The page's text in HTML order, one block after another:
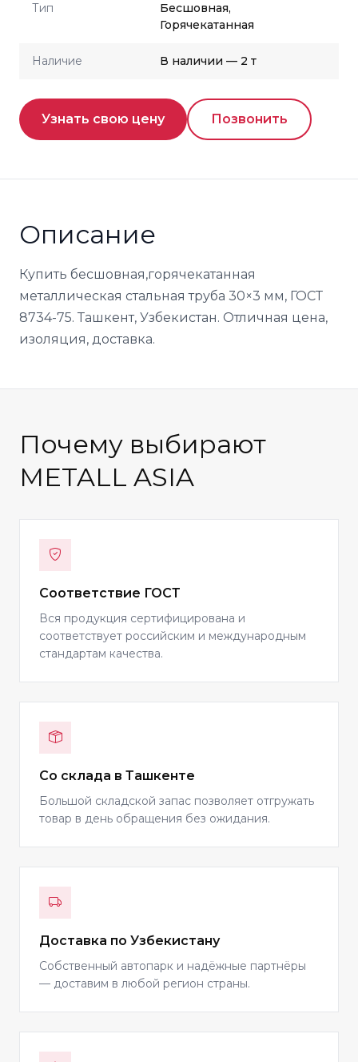
Тип
Бесшовная,
Горячекатанная
Наличие В наличии — 2 т
Узнать свою цену Позвонить
Описание
Купить бесшовная,горячекатанная
металлическая стальная труба 30×3 мм, ГОСТ
8734-75. Ташкент, Узбекистан. Отличная цена,
изоляция, доставка.
Почему выбирают
METALL ASIA
Соответствие ГОСТ
Вся продукция сертифицирована и
соответствует российским и международным
стандартам качества.
Со склада в Ташкенте
Большой складской запас позволяет отгружать
товар в день обращения без ожидания.
Доставка по Узбекистану
Собственный автопарк и надёжные партнёры
— доставим в любой регион страны.